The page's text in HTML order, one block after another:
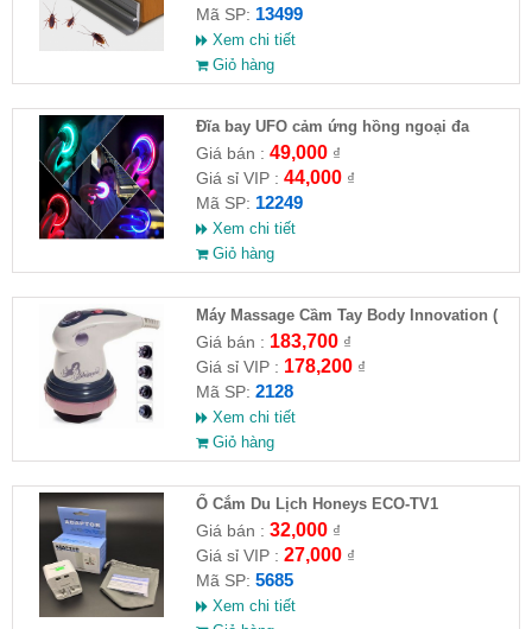
Mã SP: 13499
Xem chi tiết
Giỏ hàng
Đĩa bay UFO cảm ứng hồng ngoại đa
chiều tự động bay về
Giá bán : 49,000₫
Giá sỉ VIP : 44,000₫
Mã SP: 12249
Xem chi tiết
Giỏ hàng
Máy Massage Cầm Tay Body Innovation (
HĐ )
Giá bán : 183,700₫
Giá sỉ VIP : 178,200₫
Mã SP: 2128
Xem chi tiết
Giỏ hàng
Ổ Cắm Du Lịch Honeys ECO-TV1
Giá bán : 32,000₫
Giá sỉ VIP : 27,000₫
Mã SP: 5685
Xem chi tiết